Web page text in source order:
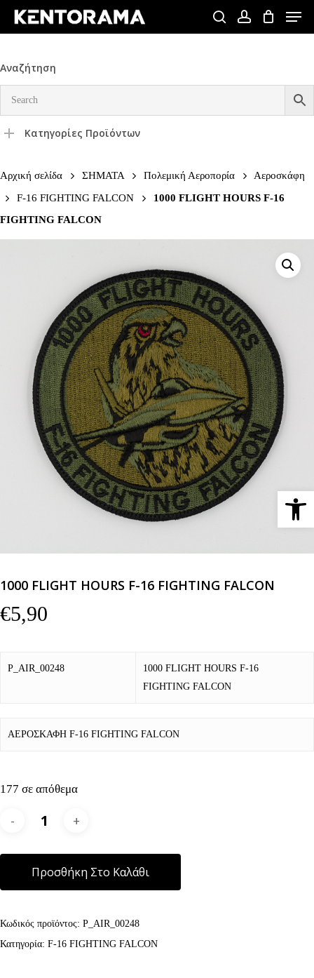
Skip
content
searchaccount
Menu
Αναζήτηση
Κατηγορίες Προϊόντων
Αρχική σελίδα ΣΗΜΑΤΑ Πολεμική Αεροπορία
Αεροσκάφη
F-16 FIGHTING FALCON
1000 FLIGHT HOURS F-16
FIGHTING FALCON
1000 FLIGHT HOURS F-16 FIGHTING FALCON
€5,90
P_AIR_00248
1000 FLIGHT HOURS F-16
FIGHTING FALCON
ΑΕΡΟΣΚΑΦΗ F-16 FIGHTING FALCON
177 σε απόθεμα
Προσθήκη Στο Καλάθι
Κωδικός προϊόντος: P_AIR_00248
Κατηγορία: F-16 FIGHTING FALCON